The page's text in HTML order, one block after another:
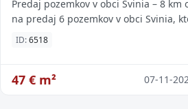
Predaj pozemkov v obci Svinia – 8
na predaj 6 pozemkov v obci Svinia,
výstavbu rodinných domov. Pozemky
ID:6518
47 € m² 07-11-